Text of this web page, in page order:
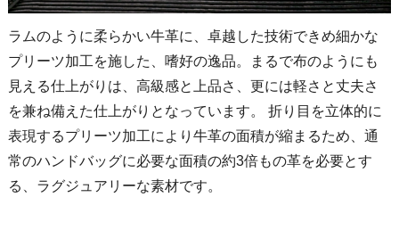
ラムのように柔らかい牛革に、卓越した技術できめ細かな
プリーツ加工を施した、嗜好の逸品。まるで布のようにも
見える仕上がりは、高級感と上品さ、更には軽さと丈夫さ
を兼ね備えた仕上がりとなっています。 折り目を立体的に
表現するプリーツ加工により牛革の面積が縮まるため、通
常のハンドバッグに必要な面積の約3倍もの革を必要とす
る、ラグジュアリーな素材です。